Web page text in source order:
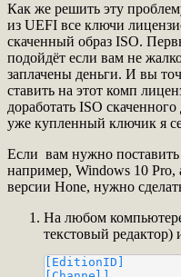
Как же решить эту
из UEFI все ключи
скаченный образ ISO.
подойдёт если вам не
заплачены деньги. И вы
ставить на этот комп
доработать ISO
уже купленный ключик я
Если вам нужно
например, Windows 10
версии Hone, нужно
На любом
текстовый редактор)
[EditionID]